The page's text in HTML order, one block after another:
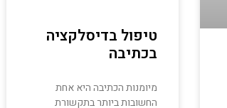
טיפול בדיסלקציה
בכתיבה
מיומנות הכתיבה היא אחת
החשובות ביותר בתקשורת